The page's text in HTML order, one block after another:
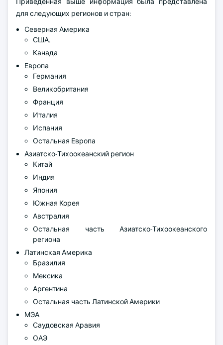
для следующих регионов и стран:
Северная Америка
США.
Канада
Европа
Германия
Великобритания
Франция
Италия
Испания
Остальная Европа
Азиатско-Тихоокеанский регион
Китай
Индия
Япония
Южная Корея
Австралия
Остальная часть Азиатско-Тихоокеанского
региона
Латинская Америка
Бразилия
Мексика
Аргентина
Остальная часть Латинской Америки
МЭА
Саудовская Аравия
ОАЭ